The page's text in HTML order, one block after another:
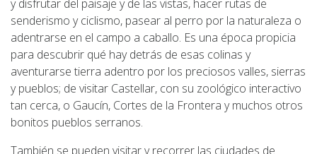
y disfrutar del paisaje y de las vistas, hacer rutas de
senderismo y ciclismo, pasear al perro por la naturaleza o
adentrarse en el campo a caballo. Es una época propicia
para descubrir qué hay detrás de esas colinas y
aventurarse tierra adentro por los preciosos valles, sierras
y pueblos; de visitar Castellar, con su zoológico interactivo
tan cerca, o Gaucín, Cortes de la Frontera y muchos otros
bonitos pueblos serranos.
También se pueden visitar y recorrer las ciudades de